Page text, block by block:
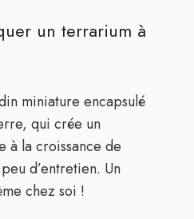
un terrarium à
miniature encapsulé
qui crée un
à la croissance de
d’entretien. Un
chez soi !